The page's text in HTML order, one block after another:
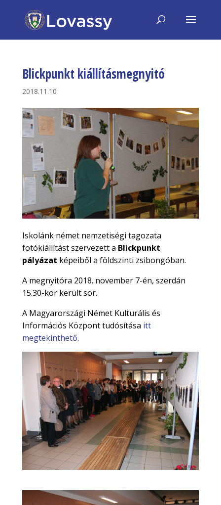
Blickpunkt kiállításmegnyitó
2018.11.10
Iskolánk német nemzetiségi tagozata
fotókiállítást szervezett a Blickpunkt
pályázat képeiből a földszinti zsibongóban.
A megnyitóra 2018. november 7-én, szerdán
15.30-kor került sor.
A Magyarországi Német Kulturális és
Információs Központ tudósítása itt
megtekinthető.